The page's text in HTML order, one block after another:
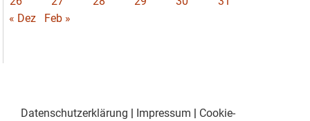
« Dez
Feb »
Datenschutzerklärung Impressum
Cookie-